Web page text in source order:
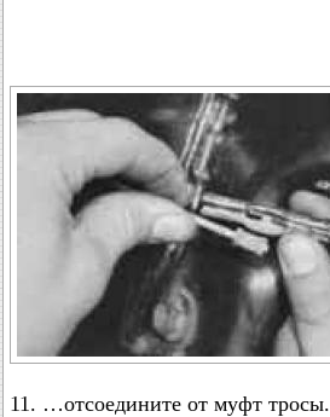
11. …отсоедините от муфт тросы.